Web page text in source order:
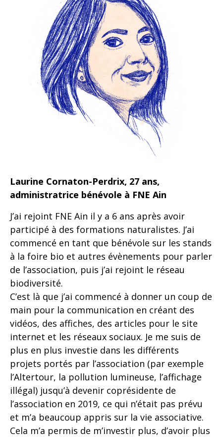
Laurine Cornaton-Perdrix, 27 ans,
administratrice bénévole à FNE Ain
J’ai rejoint FNE Ain il y a 6 ans après avoir
participé à des formations naturalistes. J’ai
commencé en tant que bénévole sur les stands
à la foire bio et autres évènements pour parler
de l’association, puis j’ai rejoint le réseau
biodiversité.
C’est là que j’ai commencé à donner un coup de
main pour la communication en créant des
vidéos, des affiches, des articles pour le site
internet et les réseaux sociaux. Je me suis de
plus en plus investie dans les différents
projets portés par l’association (par exemple
l’Altertour, la pollution lumineuse, l’affichage
illégal) jusqu’à devenir coprésidente de
l’association en 2019, ce qui n’était pas prévu
et m’a beaucoup appris sur la vie associative.
Cela m’a permis de m’investir plus, d’avoir plus